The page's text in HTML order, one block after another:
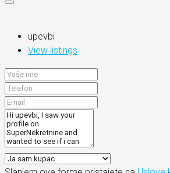
upevbi
View listings